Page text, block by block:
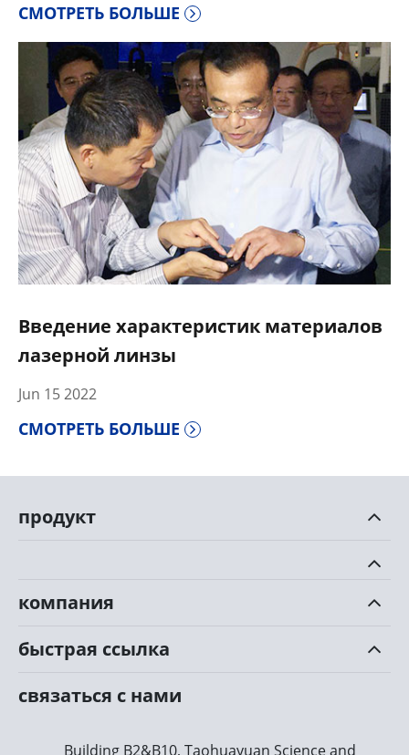
СМОТРЕТЬ БОЛЬШЕ
Введение характеристик материалов
лазерной линзы
Jun 15 2022
СМОТРЕТЬ БОЛЬШЕ
продукт
компания
быстрая ссылка
связаться с нами
Building B2&B10, Taohuayuan Science and